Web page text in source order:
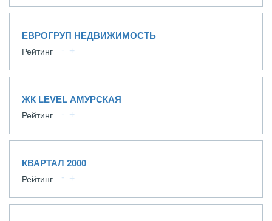
ЕВРОГРУП НЕДВИЖИМОСТЬ
Рейтинг
ЖК LEVEL АМУРСКАЯ
Рейтинг
КВАРТАЛ 2000
Рейтинг